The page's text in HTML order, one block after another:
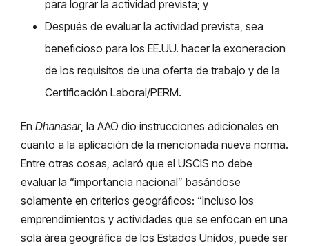
para lograr la actividad prevista; y
Después de evaluar la actividad prevista, sea
beneficioso para los EE.UU. hacer la exoneracion
de los requisitos de una oferta de trabajo y de la
Certificación Laboral/PERM.
En Dhanasar, la AAO dio instrucciones adicionales en
cuanto a la aplicación de la mencionada nueva norma.
Entre otras cosas, aclaró que el USCIS no debe
evaluar la “importancia nacional” basándose
solamente en criterios geográficos: “Incluso los
emprendimientos y actividades que se enfocan en una
sola área geográfica de los Estados Unidos, puede ser